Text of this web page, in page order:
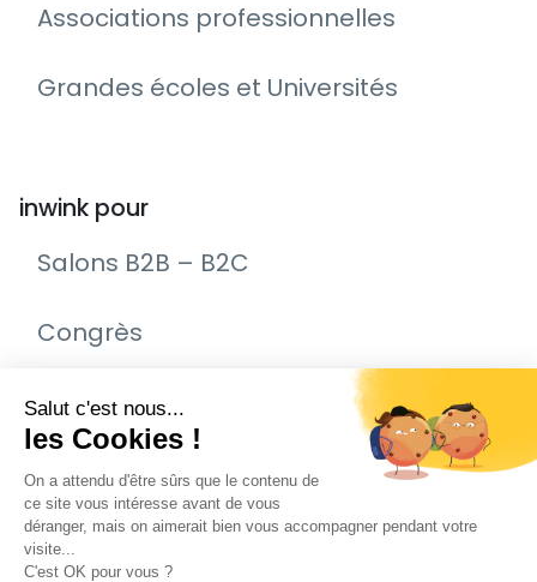
Associations professionnelles
Grandes écoles et Universités
inwink pour
Salons B2B – B2C
Congrès
Remise de prix – Awards
Journée Portes Ouvertes (JPO)